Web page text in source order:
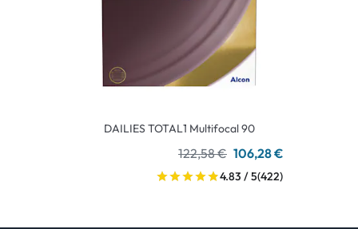
DAILIES TOTAL1 Multifocal 90
122,58 € 106,28 €
4.83 / 5(422)